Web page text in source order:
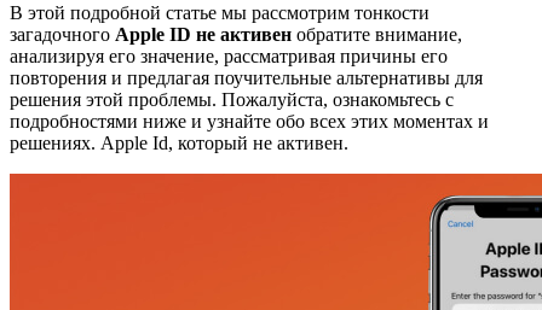
В этой подробной статье мы рассмотрим тонкости
загадочного Apple ID не активен обратите внимание,
анализируя его значение, рассматривая причины его
повторения и предлагая поучительные альтернативы для
решения этой проблемы. Пожалуйста, ознакомьтесь с
подробностями ниже и узнайте обо всех этих моментах и
решениях. Apple Id, который не активен.